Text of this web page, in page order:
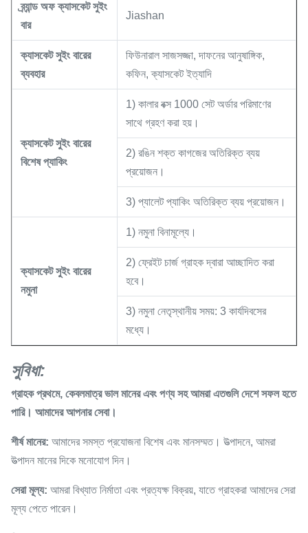
ব্র্যান্ড অফ ক্যাসকেট সুইং
বার
Jiashan
ক্যাসকেট সুইং বারের
ব্যবহার
ফিউনারাল সাজসজ্জা, দাফনের আনুষাঙ্গিক,
কফিন, ক্যাসকেট ইত্যাদি
ক্যাসকেট সুইং বারের
বিশেষ প্যাকিং
1) কালার বক্স 1000 সেট অর্ডার পরিমাণের
সাথে গ্রহণ করা হয়।
2) রঙিন শক্ত কাগজের অতিরিক্ত ব্যয়
প্রয়োজন।
3) প্যালেট প্যাকিং অতিরিক্ত ব্যয় প্রয়োজন।
ক্যাসকেট সুইং বারের
নমুনা
1) নমুনা বিনামূল্যে।
2) ফ্রেইট চার্জ গ্রাহক দ্বারা আচ্ছাদিত করা
হবে।
3) নমুনা নেতৃস্থানীয় সময়: 3 কার্যদিবসের
মধ্যে।
সুবিধা:
গ্রাহক প্রথমে, কেবলমাত্র ভাল মানের এবং পণ্য সহ আমরা এতগুলি দেশে সফল হতে
পারি। আমাদের আপনার সেবা।
শীর্ষ মানের: আমাদের সমস্ত প্রযোজনা বিশেষ এবং মানসম্মত। উত্পাদনে, আমরা
উত্পাদন মানের দিকে মনোযোগ দিন।
সেরা মূল্য: আমরা বিখ্যাত নির্মাতা এবং প্রত্যক্ষ বিক্রয়, যাতে গ্রাহকরা আমাদের সেরা
মূল্য পেতে পারেন।